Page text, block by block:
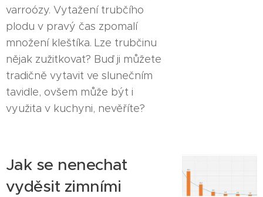
varroózy. Vytažení trubčího
plodu v pravý čas zpomalí
množení kleštíka. Lze trubčinu
nějak zužitkovat? Buď ji můžete
tradičně vytavit ve slunečním
tavidle, ovšem může být i
využita v kuchyni, nevěříte?
Jak se nenechat
vyděsit zimními